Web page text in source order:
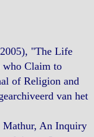
"The Life
who Claim to
of Religion and
van het
Mathur, An Inquiry